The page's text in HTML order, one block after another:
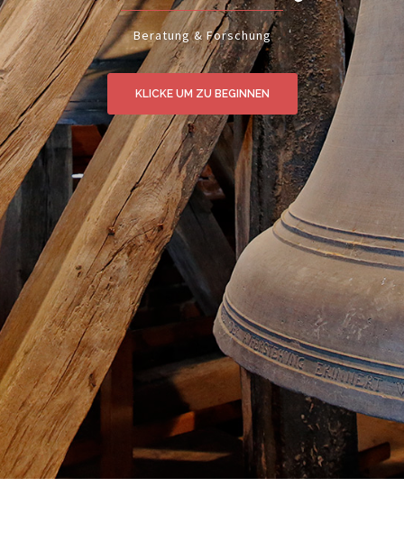
Beratung & Forschung
KLICKE UM ZU BEGINNEN